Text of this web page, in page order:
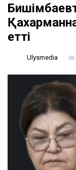
ULYSMEDIA.KZ
етті